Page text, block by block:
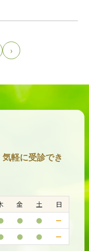
›
軽に受診でき
金 土
日
● ● ー
● ● ー